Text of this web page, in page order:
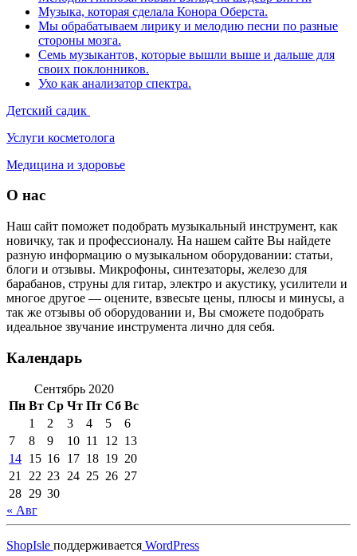
Музыка, которая сделала Конора Оберста.
Мы обрабатываем лирику и мелодию песни по разные
стороны мозга.
Семь музыкантов, которые вышли выше и дальше для
своих поклонников.
Ухо как анализатор спектра.
Детский садик
Услуги косметолога
Медицина и здоровье
О нас
Наш сайт поможет подобрать музыкальный инструмент, как
новичку, так и профессионалу. На нашем сайте Вы найдете
разную информацию о музыкальном оборудовании: статьи,
блоги и отзывы. Микрофоны, синтезаторы, железо для
барабанов, струны для гитар, электро и акустику, усилители и
многое другое — оцените, взвесьте цены, плюсы и минусы, а
так же отзывы об оборудовании и, Вы сможете подобрать
идеальное звучание инструмента лично для себя.
Календарь
Сентябрь 2020
Пн Вт Ср Чт Пт Сб Вс
1
2 3 4 5
6
7
8 9 10 11 12 13
14 15 16 17 18 19 20
21
22 23 24 25 26 27
28 29 30
« Авг
ShopIsle поддерживается WordPress